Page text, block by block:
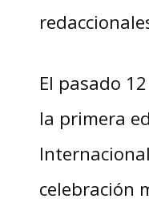
El pasado
la primera
celebración